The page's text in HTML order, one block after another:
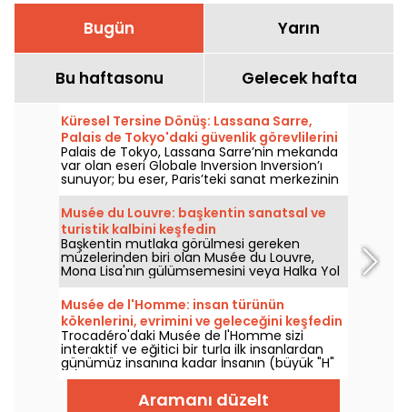
Bugün Yarın
Bu haftasonu Gelecek hafta
Küresel Tersine Dönüş: Lassana Sarre,
Palais de Tokyo'daki güvenlik görevlilerini
öne çıkarıyor
Palais de Tokyo, Lassana Sarre’nin mekanda
var olan eseri Globale Inversion Inversion’ı
sunuyor; bu eser, Paris’teki sanat merkezinin
güvenlik ekiplerine adanmıştır ve 5 Haziran
2026’dan bu yana ziyaretçilerle buluşuyor.
Ressam, bakışı her gün ziyaretçileri
karşılayan, güvenliği sağlayan ve onlara eşlik
eden bu kişilere kaydırıyor.
Musée du Louvre: başkentin sanatsal ve
turistik kalbini keşfedin
Başkentin mutlaka görülmesi gereken
müzelerinden biri olan Musée du Louvre,
Mona Lisa'nın gülümsemesini veya Halka Yol
Gösteren Özgürlük'ün coşkusunu
düşünmeye gelen yılda 8 milyon ziyaretçinin
de kanıtladığı gibi, sergilediği birçok
başyapıtla Fransız ve Avrupa kültürünü
tanıtmaktadır. Burası, sanatın iki yüzyıldır
geliştiği, tarihle iç içe bir yer ve Paris'te
kalıyorsanız mutlaka görmeniz gereken bir
yer!
Musée de l'Homme: insan türünün
kökenlerini, evrimini ve geleceğini keşfedin
Trocadéro'daki Musée de l'Homme sizi
interaktif ve eğitici bir turla ilk insanlardan
günümüz insanına kadar İnsanın (büyük "H"
ile) evrimini keşfetmeye davet ediyor.
Aramanı düzelt